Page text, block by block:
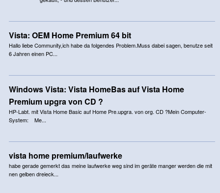
Vista: OEM Home Premium 64 bit
Hallo liebe Community,ich habe da folgendes Problem.Muss dabei sagen, benutze seit
6 Jahren einen PC...
Windows Vista: Vista HomeBas auf Vista Home
Premium upgra von CD ?
HP-Labt. mit Vista Home Basic auf Home Pre.upgra. von org. CD ?Mein Computer-
System: Me...
vista home premium/laufwerke
habe gerade gemerkt das meine laufwerke weg sind im geräte manger werden die mit
nen gelben dreieck...